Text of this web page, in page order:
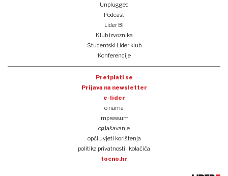
Unplugged
Podcast
Lider BI
Klub izvoznika
Studentski Lider klub
Konferencije
Pretplati se
Prijava na newsletter
e-lider
o nama
impressum
oglašavanje
opći uvjeti korištenja
politika privatnosti i kolačića
tocno.hr